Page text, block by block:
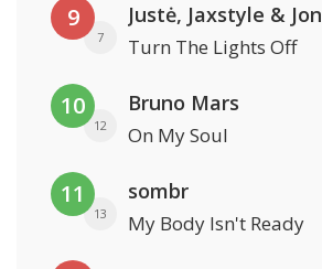
9
7
Justė, Jaxstyle & Jon
Turn The Lights Off
10
12
Bruno Mars
On My Soul
11
13
sombr
My Body Isn't Ready